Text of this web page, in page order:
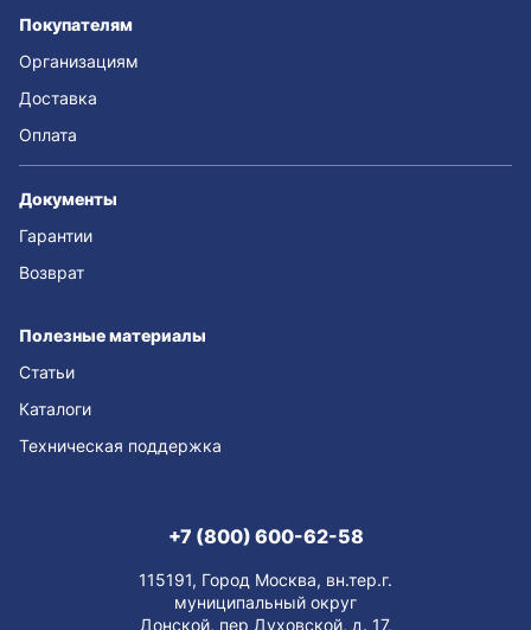
Покупателям
Организациям
Доставка
Оплата
Документы
Гарантии
Возврат
Полезные материалы
Статьи
Каталоги
Техническая поддержка
+7 (800) 600-62-58
115191, Город Москва, вн.тер.г.
муниципальный округ
Донской, пер Духовской, д. 17,